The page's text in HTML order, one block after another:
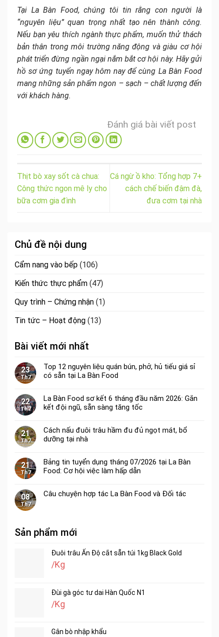
Tại La Bàn Food, chúng tôi tin rằng con người là
“nguyên liệu” quan trọng nhất tạo nên thành công.
Nếu bạn yêu thích ngành thực phẩm, muốn thử thách
bản thân trong môi trường năng động và giàu cơ hội
phát triển đừng ngần ngại nắm bắt cơ hội này. Hãy gửi
hồ sơ ứng tuyển ngay hôm nay để cùng La Bàn Food
mang những sản phẩm ngon – sạch – chất lượng đến
với khách hàng.
Đánh giá bài viết post
Thịt bò xay sốt cà chua:
Công thức ngon mê ly cho
bữa cơm gia đình
Cá ngừ ồ kho: Tổng hợp 7+
cách chế biến đậm đà,
đưa cơm tại nhà
Chủ đề nội dung
Cẩm nang vào bếp (106)
Kiến thức thực phẩm (47)
Quy trình – Chứng nhận (1)
Tin tức – Hoạt động (13)
Bài viết mới nhất
23
Th7
Top 12 nguyên liệu quán bún, phở, hủ tiếu giá sỉ
có sẵn tại La Bàn Food
22
Th7
La Bàn Food sơ kết 6 tháng đầu năm 2026: Gắn
kết đội ngũ, sẵn sàng tăng tốc
21
Th7
Cách nấu đuôi trâu hầm đu đủ ngọt mát, bổ
dưỡng tại nhà
21
Th7
Bảng tin tuyển dụng tháng 07/2026 tại La Bàn
Food: Cơ hội việc làm hấp dẫn
08
Th7
Câu chuyện hợp tác La Bàn Food và Đối tác
Sản phẩm mới
Đuôi trâu Ấn Độ cắt sẵn túi 1kg Black Gold
/Kg
Đùi gà góc tư dai Hàn Quốc N1
/Kg
Gân bò nhập khẩu